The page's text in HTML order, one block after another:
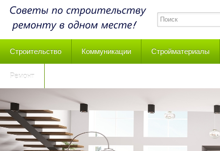
Строительство Коммуникации Стройматериалы
Ремонт